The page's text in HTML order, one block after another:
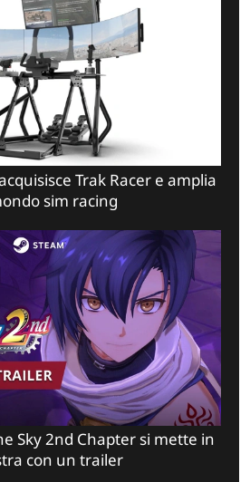
Trak Racer e amplia
sim racing
Sky 2nd Chapter si mette in
con un trailer